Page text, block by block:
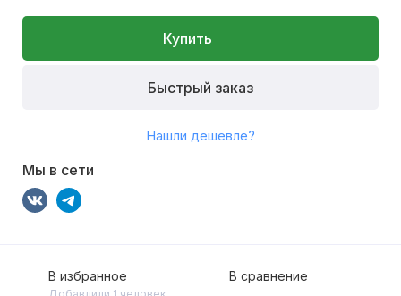
Купить
Быстрый заказ
Нашли дешевле?
Мы в сети
В избранное В сравнение